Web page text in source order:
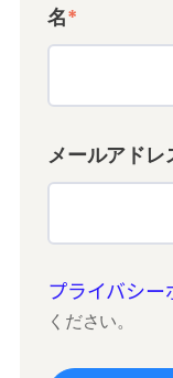
名*
メールアドレ
プライバシー
ください。